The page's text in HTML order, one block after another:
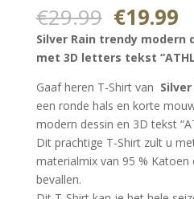
€29.99
prijs
was:
€29.99.
€19.99
Silver Rain trendy modern
met 3D letters tekst
Gaaf heren T-Shirt van Silver
een ronde hals en korte
modern dessin en 3D tekst
Dit prachtige T-Shirt zult u
materialmix van 95 % Katoen
bevallen.